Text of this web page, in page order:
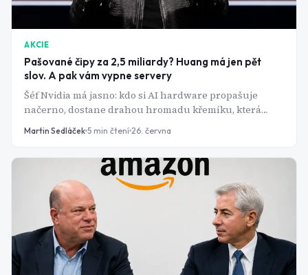
AKCIE
Pašované čipy za 2,5 miliardy? Huang má jen pět
slov. A pak vám vypne servery
Šéf Nvidia má jasno: kdo si AI hardware propašuje
načerno, dostane drahou hromadu křemíku, která
nikdy nepoběží. Skutečná zbraň firmy totiž není čip, ale
Martin Sedláček 5 min čtení 26. června